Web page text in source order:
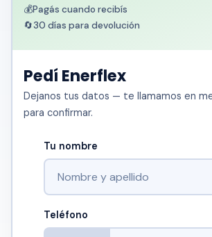
💰Pagás cuando recibís
🔄30 días para devolución
Pedí Enerflex
Dejanos tus datos — te llamamos en
para confirmar.
Tu nombre
Teléfono